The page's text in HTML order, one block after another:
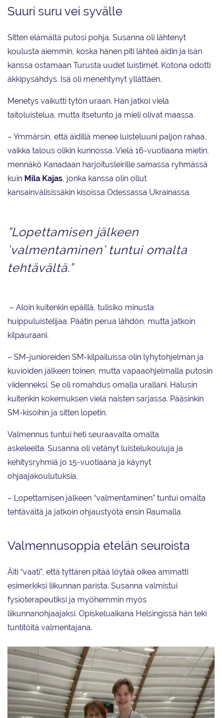
Suuri suru vei syvälle
Sitten elämältä putosi pohja. Susanna oli lähtenyt
koulusta aiemmin, koska hänen piti lähteä äidin ja isän
kanssa ostamaan Turusta uudet luistimet. Kotona odotti
äkkipysähdys. Isä oli menehtynyt yllättäen.
Menetys vaikutti tytön uraan. Hän jatkoi vielä
taitoluistelua, mutta itsetunto ja mieli olivat maassa.
– Ymmärsin, että äidillä menee luisteluuni paljon rahaa,
vaikka talous olikin kunnossa. Vielä 16-vuotiaana mietin,
mennäkö Kanadaan harjoitusleirille samassa ryhmässä
kuin Mila Kajas , jonka kanssa olin ollut
kansainvälisissäkin kisoissa Odessassa Ukrainassa.
”Lopettamisen jälkeen
’valmentaminen’ tuntui omalta
tehtävältä.”
– Aloin kuitenkin epäillä, tulisiko minusta
huippuluistelijaa. Päätin perua lähdön, mutta jatkoin
kilpauraani.
– SM-junioreiden SM-kilpailuissa olin lyhytohjelman ja
kuvioiden jälkeen toinen, mutta vapaaohjelmalla putosin
viidenneksi. Se oli romahdus omalla urallani. Halusin
kuitenkin kokemuksen vielä naisten sarjassa. Pääsinkin
SM-kisoihin ja sitten lopetin.
Valmennus tuntui heti seuraavalta omalta
askeleelta. Susanna oli vetänyt luistelukouluja ja
kehitysryhmiä jo 15-vuotiaana ja käynyt
ohjaajakoulutuksia.
– Lopettamisen jälkeen “valmentaminen” tuntui omalta
tehtävältä ja jatkoin ohjaustyötä ensin Raumalla.
Valmennusoppia etelän seuroista
Äiti “vaati”, että tyttären pitää löytää oikea ammatti
esimerkiksi liikunnan parista. Susanna valmistui
fysioterapeutiksi ja myöhemmin myös
liikunnanohjaajaksi. Opiskeluaikana Helsingissä hän teki
tuntitöitä valmentajana.